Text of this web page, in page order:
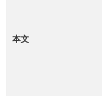
本文